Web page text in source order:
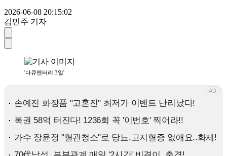
2026-06-08 20:15:02
김민주 기자
'다큐멘터리 3일'